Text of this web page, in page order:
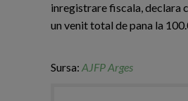
inregistrare fiscala, declara
un venit total de pana la
Sursa: AJFP Arges